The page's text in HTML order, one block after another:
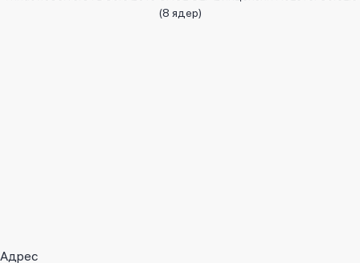
(8 ядер)
Адрес